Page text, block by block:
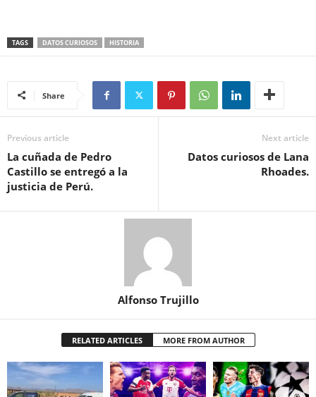
TAGS DATOS CURIOSOS HISTORIA
Share
Previous article
La cuñada de Pedro
Castillo se entregó a la
justicia de Perú.
Next article
Datos curiosos de Lana
Rhoades.
Alfonso Trujillo
RELATED ARTICLES MORE FROM AUTHOR